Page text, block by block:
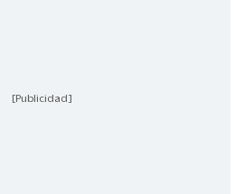
[Publicidad]